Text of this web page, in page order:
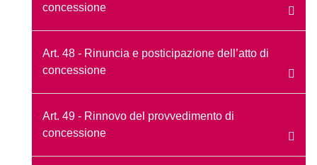
concessione
Art. 48 - Rinuncia e posticipazione dell’atto di
concessione
Art. 49 - Rinnovo del provvedimento di
concessione